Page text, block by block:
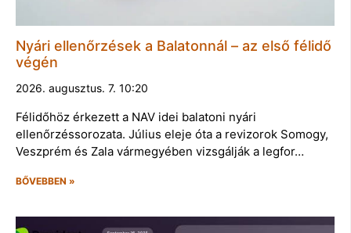
Nyári ellenőrzések a Balatonnál – az első félidő
végén
2026. augusztus. 7. 10:20
Félidőhöz érkezett a NAV idei balatoni nyári
ellenőrzéssorozata. Július eleje óta a revizorok Somogy,
Veszprém és Zala vármegyében vizsgálják a legfor…
BŐVEBBEN »